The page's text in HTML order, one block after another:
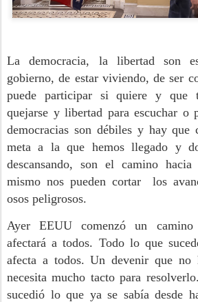
La democracia, la libertad son
gobierno, de estar viviendo, de ser
puede participar si quiere y que
quejarse y libertad para escuchar o
democracias son débiles y hay que
meta a la que hemos llegado y
descansando, son el camino
mismo nos pueden cortar los
osos peligrosos.
Ayer EEUU comenzó un
afectará a todos. Todo lo que
afecta a todos. Un devenir que no
necesita mucho tacto para
sucedió lo que ya se sabía desde